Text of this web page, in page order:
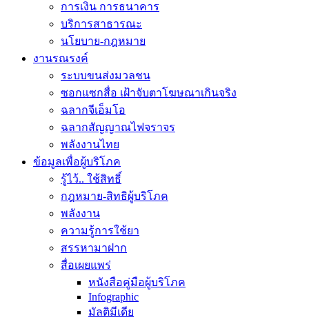
การเงิน การธนาคาร
บริการสาธารณะ
นโยบาย-กฎหมาย
งานรณรงค์
ระบบขนส่งมวลชน
ซอกแซกสื่อ เฝ้าจับตาโฆษณาเกินจริง
ฉลากจีเอ็มโอ
ฉลากสัญญาณไฟจราจร
พลังงานไทย
ข้อมูลเพื่อผู้บริโภค
รู้ไว้.. ใช้สิทธิ์
กฎหมาย-สิทธิผู้บริโภค
พลังงาน
ความรู้การใช้ยา
สรรหามาฝาก
สื่อเผยแพร่
หนังสือคู่มือผู้บริโภค
Infographic
มัลติมีเดีย